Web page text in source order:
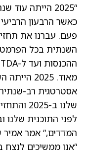
כאשר הרבעון
פעם. עברנו את
השנתית בכל
מאוד.
אסטרטגית רב-
לפני התוכנית שלנו
“אנו ממשיכים לנצח